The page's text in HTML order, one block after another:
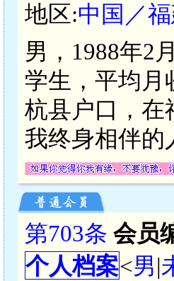
地区:中国／
男，1988年2
学生，平均月
杭县户口，在
我终身相伴的
第703条 会员
个人档案<男|